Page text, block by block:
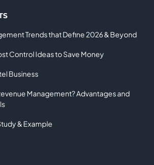
Trends that Define 2026 & Beyond
Control Ideas to Save Money
Business
Management? Advantages and
& Example